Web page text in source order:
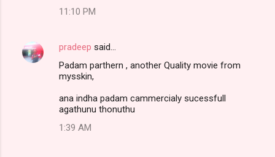
11:10 PM
pradeep said…
Padam parthern , another Quality movie from
mysskin,
ana indha padam cammercialy sucessfull
agathunu thonuthu
1:39 AM